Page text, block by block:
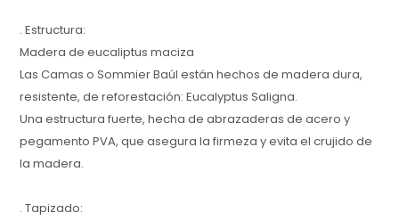
. Estructura:
Madera de eucaliptus maciza
Las Camas o Sommier Baúl están hechos de madera dura,
resistente, de reforestación: Eucalyptus Saligna.
Una estructura fuerte, hecha de abrazaderas de acero y
pegamento PVA, que asegura la firmeza y evita el crujido de
la madera.
. Tapizado: